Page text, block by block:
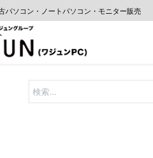
パソコン・ノートパソコン・モニター販売